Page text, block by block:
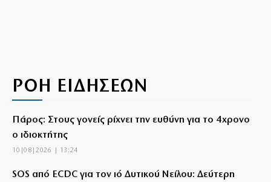
ΡΟΗ ΕΙΔΗΣΕΩΝ
Πάρος: Στους γονείς ρίχνει την ευθύνη για το 4χρονο
ο ιδιοκτήτης
10|08|2026 | 13:24
SOS από ECDC για τον ιό Δυτικού Νείλου: Δεύτερη